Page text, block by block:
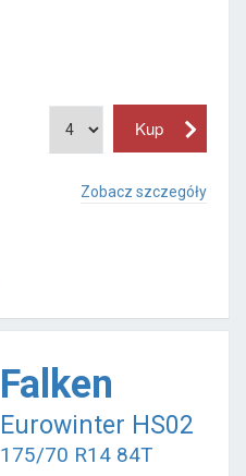
Zobacz szczegóły
Falken
Eurowinter HS02
175/70 R14 84T